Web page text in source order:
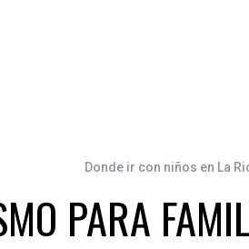
Donde ir con niños en La
PARA